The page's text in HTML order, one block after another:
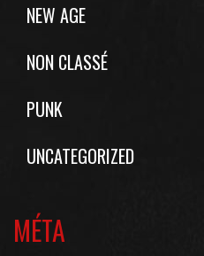
NEW AGE
NON CLASSÉ
PUNK
UNCATEGORIZED
MÉTA